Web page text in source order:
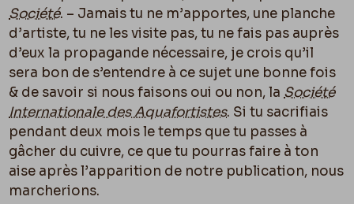
Société. – Jamais tu ne m’apportes, une planche
d’artiste, tu ne les visite pas, tu ne fais pas auprès
d’eux la propagande nécessaire, je crois qu’il
sera bon de s’entendre à ce sujet une bonne fois
& de savoir si nous faisons oui ou non, la Société
Internationale des Aquafortistes. Si tu sacrifiais
pendant deux mois le temps que tu passes à
gâcher du cuivre, ce que tu pourras faire à ton
aise après l’apparition de notre publication, nous
marcherions.